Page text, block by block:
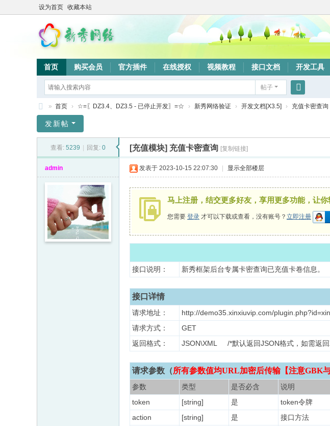
设为首页 收藏本站
首页 购买会员 官方插件 在线授权 视频教程 接口文档 开发工具
帖子
搜
秀
» 首页 › ☆=〖DZ3.4、DZ3.5 - 已停止开发〗=☆ › 新秀网络验证 › 开发文档[X3.5] › 充值卡密查询
发新帖
查看: 5239 回复: 0 [充值模块] 充值卡密查询 [复制链接]
admin 发表于 2023-10-15 22:07:30 显示全部楼层
马上注册，结交更多好友，享用更多功能，让
您需要 登录 才可以下载或查看，没有账号？ 立即注册
接口说明： 新秀框架后台专属卡密查询已充值卡卷信息。
接口详情
请求地址：
http://demo35.xinxiuvip.com/
请求方式：
GET
返回格式：
JSON\XML /*默认返回JSON格式，如需返回
请求参数（所有参数值均URL加密后传输【注意GBK
参数 类型 是否必含 说明
token
[string] 是 token令牌
action
[string] 是 接口方法